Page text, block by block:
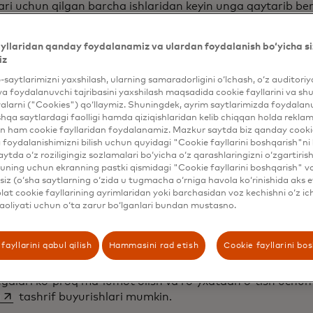
uchun qilgan barcha ishlaridan keyin unga qaytarib
va men odamlarni oʻz ehtiroslariga yaqinlashtirish
narsaga bogʻlash muhimligiga ishonamiz, chunki bu
shu kampaniyada bo'lgani kabi, biz doimo olgan
yo'llarini izlaymiz." U buni Mastercard bilan eksklyuziv
o'rganadi.
tortib stadionlargacha, Mastercard
muxlislar uchun uzluksiz va ishonchli tajribani
va yanada bog'langan hamjamiyatga hissa qo'shadi.
butunlay kontaktsiz va naqd pulsiz rejimga o'tadi, bu
tezroq qaytaradi va to'lovlarini xavfsizroq qiladi.
tashqari, Mastercard karta egalari futbol afsonasi bilan
futbolchini turnir davomida maydonga chiqib,
bilan hayratda qoldirishgacha bo'lgan bir qator
mumkin.
ko'proq ma'lumot olish va ro'yxatdan o'tish
in a new tab
tashrif buyurishlari mumkin.
qanday foydalanamiz va ulardan foydalanish bo‘yicha
saytlarimizni yaxshilash, ularning samaradorligini o‘lchash, o‘z
foydalanuvchi tajribasini yaxshilash maqsadida cookie fayllarini va
("Cookies") qo‘llaymiz. Shuningdek, ayrim saytlarimizda
saytlardagi faolligi hamda qiziqishlaridan kelib chiqqan holda
ham cookie fayllaridan foydalanamiz. Mazkur saytda biz qanday
foydalanishimizni bilish uchun quyidagi "Cookie fayllarini boshqarish"ni
o‘z roziligingiz sozlamalari bo‘yicha o‘z qarashlaringizni
uchun ekranning pastki qismidagi "Cookie fayllarini boshqarish"
(o‘sha saytlarning o‘zida u tugmacha o‘rniga havola ko‘rinishida aks
cookie fayllarining ayrimlaridan yoki barchasidan voz kechishni o‘z
uchun o‘ta zarur bo‘lganlari bundan mustasno.
fayllarini qabul qilish Hammasini rad etish Cookie fayllarini